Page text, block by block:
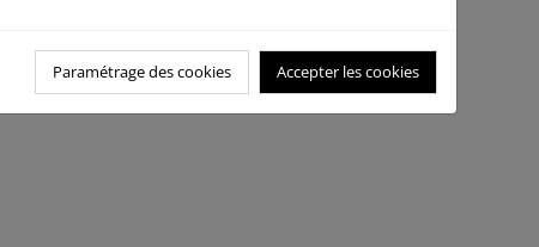
Paramétrage des cookies Accepter les cookies